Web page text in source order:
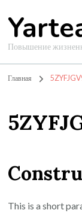
Повышение
Главная
This is a short